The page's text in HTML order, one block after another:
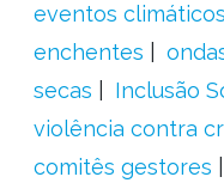
eventos climáticos
enchentes
secas
Inclusão
violência contra
comitês gestores